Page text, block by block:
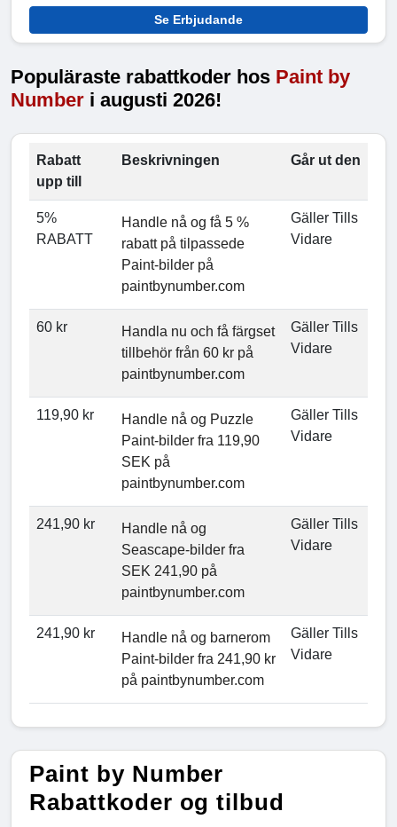
Se Erbjudande
Populäraste rabattkoder hos Paint by
Number i augusti 2026!
Rabatt
upp till
Beskrivningen Går ut den
5%
RABATT
Handle nå og få 5 %
rabatt på tilpassede
Paint-bilder på
paintbynumber.com
Gäller Tills
Vidare
60 kr
Handla nu och få färgset
tillbehör från 60 kr på
paintbynumber.com
Gäller Tills
Vidare
119,90 kr
Handle nå og Puzzle
Paint-bilder fra 119,90
SEK på
paintbynumber.com
Gäller Tills
Vidare
241,90 kr
Handle nå og
Seascape-bilder fra
SEK 241,90 på
paintbynumber.com
Gäller Tills
Vidare
241,90 kr
Handle nå og barnerom
Paint-bilder fra 241,90 kr
på paintbynumber.com
Gäller Tills
Vidare
Paint by Number
Rabattkoder og tilbud